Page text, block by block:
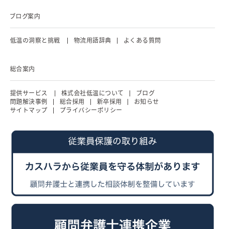
ブログ案内
低温の洞察と挑戦 物流用語辞典 よくある質問
総合案内
提供サービス 株式会社低温について
ブログ
問題解決事例
総合採用 新卒採用
お知らせ
サイトマップ
プライバシーポリシー